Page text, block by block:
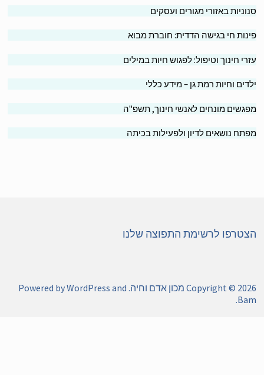
באזורי מגורים ועסקים
חי בגישה הדדית: חוברת מבוא
חינוך וטיפול: לפגוש חיות במילים
וחיות רמת גן – מידע כללי
מונחים לאנשי חינוך, תשפ"ה
נושאים לדיון ולפעילות בכיתה
לרשימת התפוצה שלנו
Copyright ©מכון אדם וחיה. Powered by
WordPressand
.